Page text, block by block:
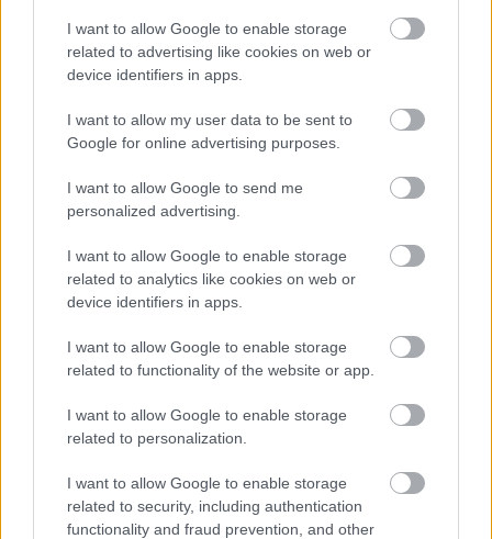
I want to allow Google to enable storage
related to advertising like cookies on web or
device identifiers in apps.
I want to allow my user data to be sent to
Google for online advertising purposes.
I want to allow Google to send me
personalized advertising.
I want to allow Google to enable storage
related to analytics like cookies on web or
device identifiers in apps.
I want to allow Google to enable storage
related to functionality of the website or app.
I want to allow Google to enable storage
related to personalization.
I want to allow Google to enable storage
related to security, including authentication
functionality and fraud prevention, and other
első körben a gyorsforgalmi, majd a fő-,
végül a mellék- és bekötőutakon végzik el a
beavatkozásokat, céljuk tehát minél előbb
„A közútkezelő azt kéri a közlekedőktől, hogy
csak téli gumival felszerelt autókkal
induljanak el a havazásban érintett
területeken és vezessenek lassabban,
óvatosabban” – hívták fel a figyelmet a
biztonságra.
Hozzátették: ha valaki még nem tette meg,
akkor a nyári gumikat mindenképpen cserélje le